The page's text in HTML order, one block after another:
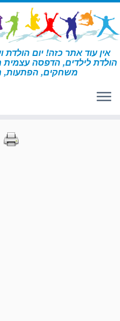
דלג
לתוכן
אין עוד אתר כזה! יום הולדת
הולדת לילדים, הדפסה עצמית
משחקים, הפתעות, דף הבית » הדפסות – בעלי חיים 2 »
הדפסות – בעלי